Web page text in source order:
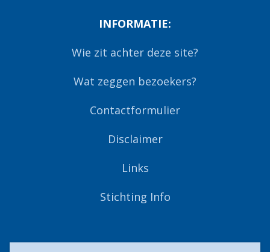
INFORMATIE:
Wie zit achter deze site?
Wat zeggen bezoekers?
Contactformulier
Disclaimer
Links
Stichting Info